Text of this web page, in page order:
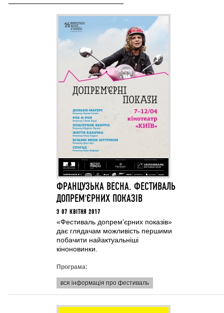
ФРАНЦУЗЬКА ВЕСНА. ФЕСТИВАЛЬ
ДОПРЕМ'ЄРНИХ ПОКАЗІВ
З 07 КВІТНЯ 2017
«Фестиваль допрем'єрних показів»
дає глядачам можливість першими
побачити найактуальніші
кіноновинки.
Програма:
вся інформація про фестиваль